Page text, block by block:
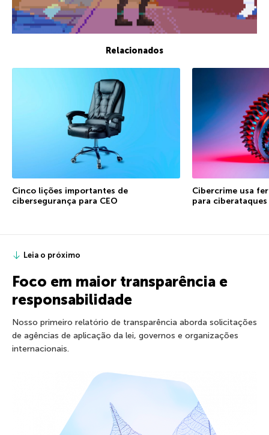
Relacionados
Cinco lições importantes de
cibersegurança para CEO
Cibercrime usa
para ciberataques
Leia o próximo
Foco em maior transparência e
responsabilidade
Nosso primeiro relatório de transparência aborda solicitações
de agências de aplicação da lei, governos e organizações
internacionais.